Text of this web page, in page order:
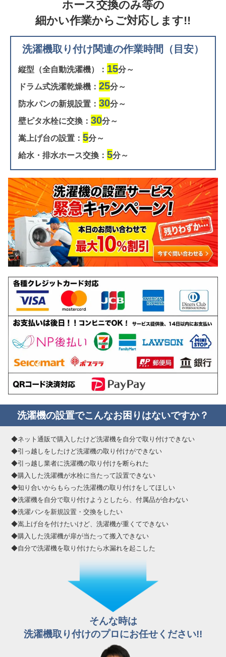
ホース交換のみ等の
細かい作業からご対応します!!
洗濯機取り付け関連の作業時間（目安）
縦型（全自動洗濯機）： 15分～
ドラム式洗濯乾燥機： 25分～
防水パンの新規設置： 30分～
壁ピタ水栓に交換： 30分～
嵩上げ台の設置： 5分～
給水・排水ホース交換： 5分～
洗濯機の設置でこんなお困りはないですか？
◆ネット通販で購入したけど洗濯機を自分で取り付けできない
◆引っ越しをしたけど洗濯機の取り付けができない
◆引っ越し業者に洗濯機の取り付けを断られた
◆購入した洗濯機が水栓に当たって設置できない
◆知り合いからもらった洗濯機の取り付けをしてほしい
◆洗濯機を自分で取り付けようとしたら、付属品が合わない
◆洗濯パンを新規設置・交換をしたい
◆嵩上げ台を付けたいけど、洗濯機が重くてできない
◆購入した洗濯機が扉が当たって搬入できない
◆自分で洗濯機を取り付けたら水漏れを起こした
そんな時は
洗濯機取り付けのプロにお任せください!!